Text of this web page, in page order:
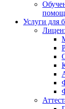
Услуги для